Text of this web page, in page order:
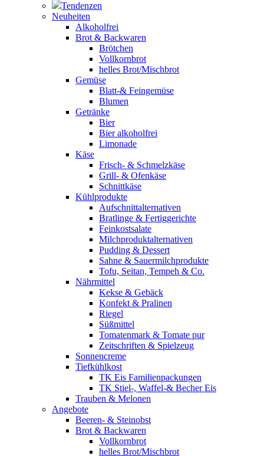
Tendenzen
Neuheiten
Alkoholfrei
Brot & Backwaren
Brötchen
Vollkornbrot
helles Brot/Mischbrot
Gemüse
Blatt-& Feingemüse
Blumen
Getränke
Bier
Bier alkoholfrei
Limonade
Käse
Frisch- & Schmelzkäse
Grill- & Ofenkäse
Schnittkäse
Kühlprodukte
Aufschnittalternativen
Bratlinge & Fertiggerichte
Feinkostsalate
Milchproduktalternativen
Pudding & Dessert
Sahne & Sauermilchprodukte
Tofu, Seitan, Tempeh & Co.
Nährmittel
Kekse & Gebäck
Konfekt & Pralinen
Riegel
Süßmittel
Tomatenmark & Tomate pur
Zeitschriften & Spielzeug
Sonnencreme
Tiefkühlkost
TK Eis Familienpackungen
TK Stiel-, Waffel-& Becher Eis
Trauben & Melonen
Angebote
Beeren- & Steinobst
Brot & Backwaren
Vollkornbrot
helles Brot/Mischbrot